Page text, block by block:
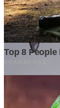
Tulis
Belum ada
Baca Juga